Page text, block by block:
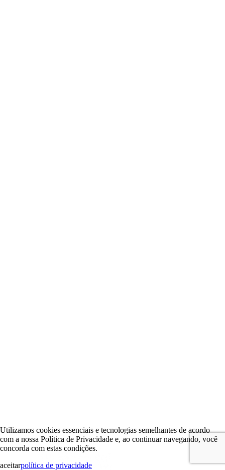
Utilizamos cookies essenciais e tecnologias semelhantes de acordo
com a nossa Política de Privacidade e, ao continuar navegando, você
concorda com estas condições.
aceitarpolítica de privacidade